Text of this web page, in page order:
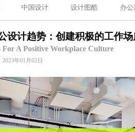
中国设计 设计图酷 办
设计趋势：创建积极的工作
For A Positive Workplace Culture
年01月02日